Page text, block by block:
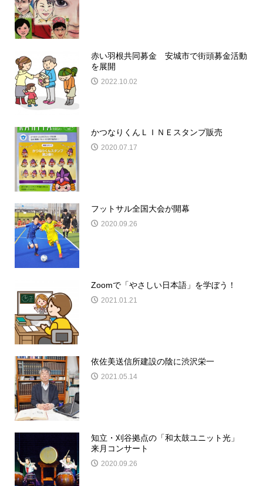
赤い羽根共同募金 安城市で街頭募金活動
を展開
2022.10.02
かつなりくんＬＩＮＥスタンプ販売
2020.07.17
フットサル全国大会が開幕
2020.09.26
Zoomで「やさしい日本語」を学ぼう！
2021.01.21
依佐美送信所建設の陰に渋沢栄一
2021.05.14
知立・刈谷拠点の「和太鼓ユニット光」
来月コンサート
2020.09.26